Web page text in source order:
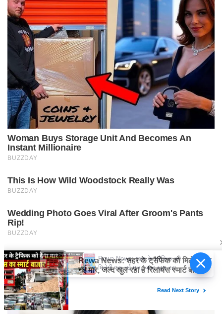
Rewa News: शहर के ट्रैफिक को
मिलेगी एक नई मार, जल्द खुल रहा है
रिलायंस स्मार्ट बाजार